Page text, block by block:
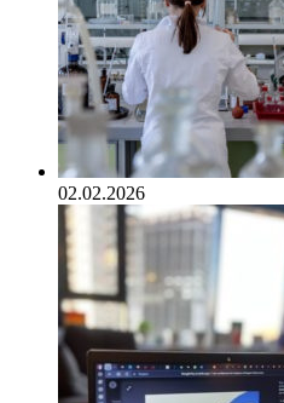
02.02.2026